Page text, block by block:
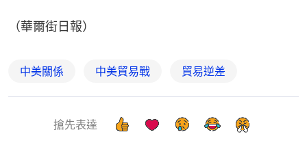
（華爾街日報）
中美關係 中美貿易戰 貿易逆差
搶先表達